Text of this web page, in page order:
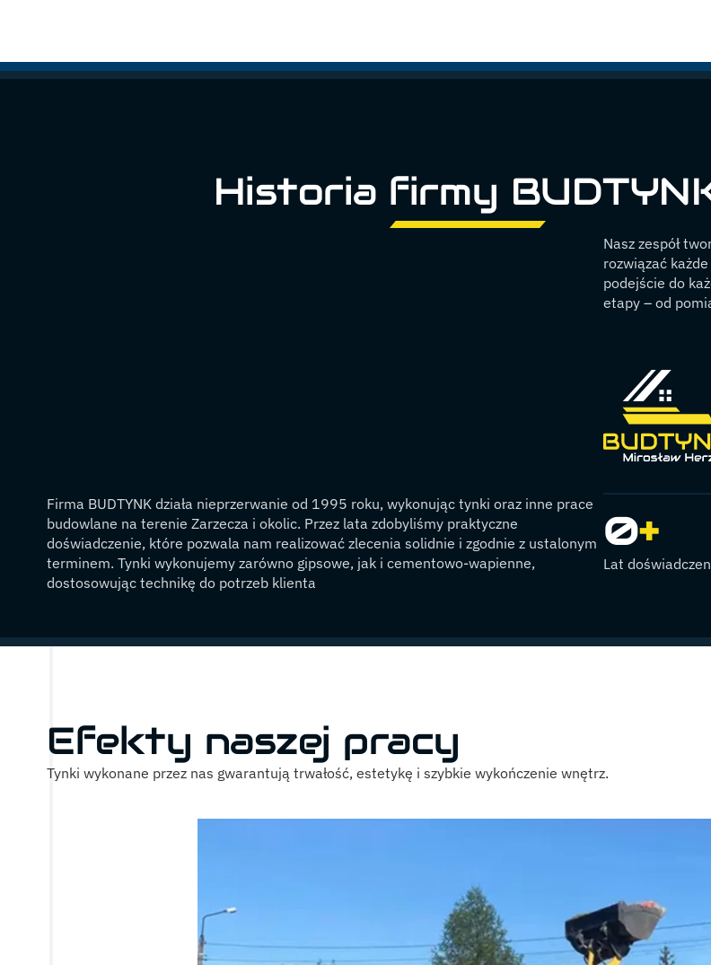
Historia firmy
Firma BUDTYNK działa nieprzerwanie od 1995 roku, wykonując tynki oraz inne prace
budowlane na terenie Zarzecza i okolic. Przez lata zdobyliśmy praktyczne
doświadczenie, które pozwala nam realizować zlecenia solidnie i zgodnie z ustalonym
terminem. Tynki wykonujemy zarówno gipsowe, jak i cementowo-wapienne,
dostosowując technikę do potrzeb klienta
Nasz zespół
rozwiązać
podejście do
etapy – od
Lat
0+
Efekty naszej pracy
Tynki wykonane przez nas gwarantują trwałość, estetykę i szybkie wykończenie wnętrz.